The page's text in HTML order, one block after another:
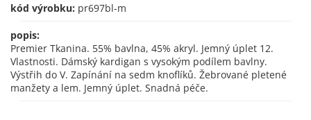
kód výrobku: pr697bl-m
popis:
Premier Tkanina. 55% bavlna, 45% akryl. Jemný úplet 12.
Vlastnosti. Dámský kardigan s vysokým podílem bavlny.
Výstřih do V. Zapínání na sedm knoflíků. Žebrované pletené
manžety a lem. Jemný úplet. Snadná péče.